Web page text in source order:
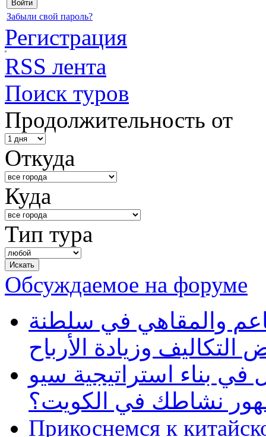
Забыли свой пароль?
Регистрация
RSS лента
Поиск туров
Продолжительность от
Откуда
Куда
Тип тура
Обсуждаемое на форуме
والمقاهي في سلطنة
وزيادة الأرباح
بناء استراتيجية سيو
نشاطك في الكويت؟
Прикоснемся к